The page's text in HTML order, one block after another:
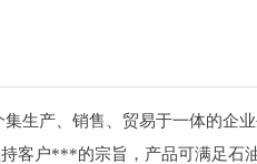
生产、销售、贸易于一体的
客户***的宗旨，产品可满足石